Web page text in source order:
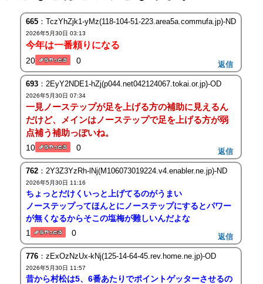
665：TczYhZjk1-yMz(118-104-51-223.area5a.commufa.jp)-ND
2026年5月30日 03:13
今年は一番頼りになる
20 0 返信
693：2EyY2NDE1-hZj(p044.net042124067.tokai.or.jp)-OD
2026年5月30日 07:34
一見ノーステップが足を上げる方の補助に見えるん
だけど、メインはノーステップで足を上げる方が弱
点補う補助っぽいね。
10 0 返信
762：2Y3Z3YzRh-lNj(M106073019224.v4.enabler.ne.jp)-ND
2026年5月30日 11:16
ちょっとだけくいっと上げてるのがうまい
ノーステップってほんとにノーステップにするとパワー
が無くなるからそこの塩梅が難しいんだよな
1
0 返信
776：zExOzNzUx-kNj(125-14-64-45.rev.home.ne.jp)-OD
2026年5月30日 11:57
昔から村松は5、6番あたりでポイントゲッターさせるの